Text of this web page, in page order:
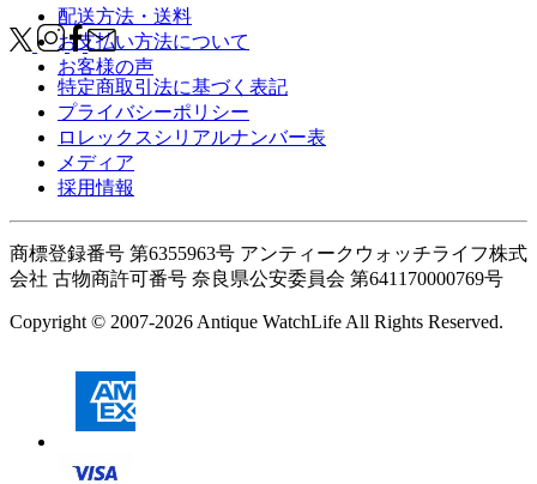
配送方法・送料
お支払い方法について
お客様の声
特定商取引法に基づく表記
プライバシーポリシー
ロレックスシリアルナンバー表
メディア
採用情報
商標登録番号 第6355963号 アンティークウォッチライフ株式
会社 古物商許可番号 奈良県公安委員会 第641170000769号
Copyright © 2007-2026 Antique WatchLife All Rights Reserved.